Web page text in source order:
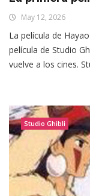
May 12, 2026
La película de
película de Studio
vuelve a los cines.
Studio Ghibli